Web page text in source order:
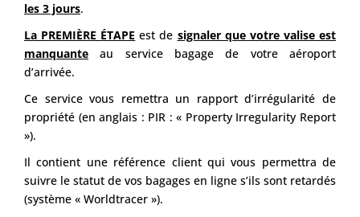
les 3 jours.
La PREMIÈRE ÉTAPE est de signaler que votre valise est
manquante au service bagage de votre aéroport
d’arrivée.
Ce service vous remettra un rapport d’irrégularité de
propriété (en anglais : PIR : « Property Irregularity Report
»).
Il contient une référence client qui vous permettra de
suivre le statut de vos bagages en ligne s’ils sont retardés
(système « Worldtracer »).